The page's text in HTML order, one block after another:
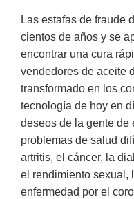
Las estafas de fraude
cientos de años y se
encontrar una cura
vendedores de aceite
transformado en los
tecnología de hoy en
deseos de la gente de
problemas de salud
artritis, el cáncer, la
el rendimiento sexual,
enfermedad por el